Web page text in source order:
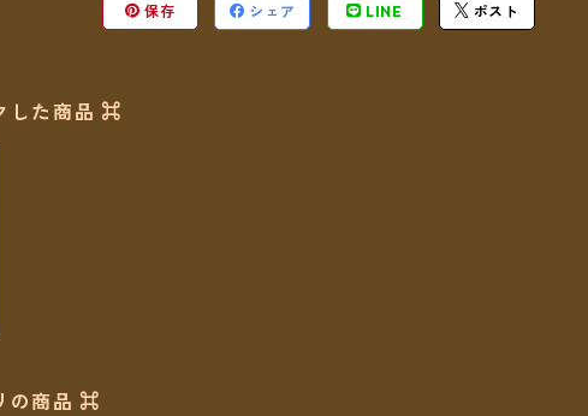
保存 シェア LINE ポスト
した商品 ⌘
の商品 ⌘